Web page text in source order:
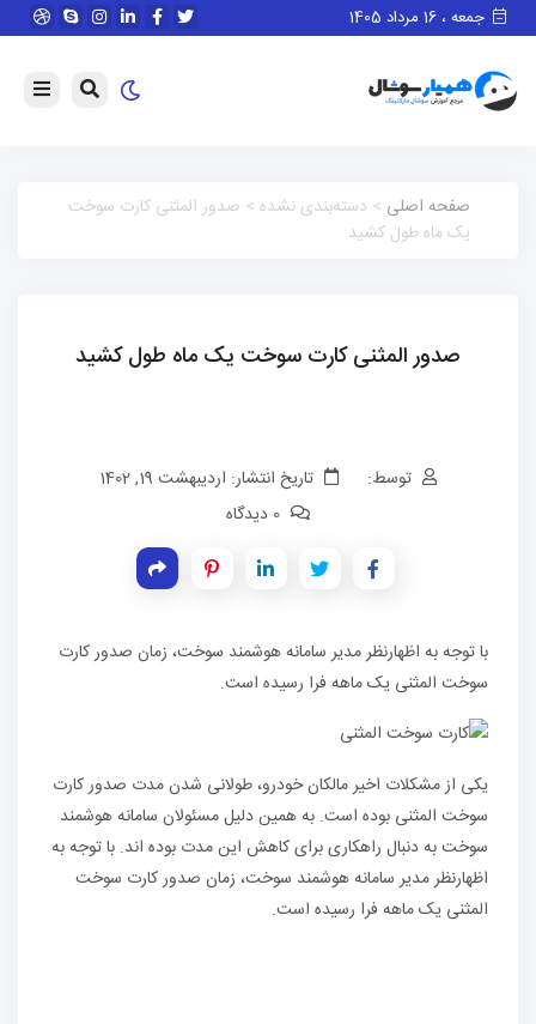
جمعه ، 16 مرداد 1405
صفحه اصلی > دسته‌بندی نشده > صدور المثنی کارت سوخت
یک ماه طول کشید
صدور المثنی کارت سوخت یک ماه طول کشید
توسط:
تاریخ انتشار: اردیبهشت 19, 1402
با توجه به اظهارنظر مدیر سامانه هوشمند سوخت، زمان صدور کارت
سوخت المثنی یک ماهه فرا رسیده است.
یکی از مشکلات اخیر مالکان خودرو، طولانی شدن مدت صدور کارت
سوخت المثنی بوده است. به همین دلیل مسئولان سامانه هوشمند
سوخت به دنبال راهکاری برای کاهش این مدت بوده اند. با توجه به
اظهارنظر مدیر سامانه هوشمند سوخت، زمان صدور کارت سوخت
المثنی یک ماهه فرا رسیده است.